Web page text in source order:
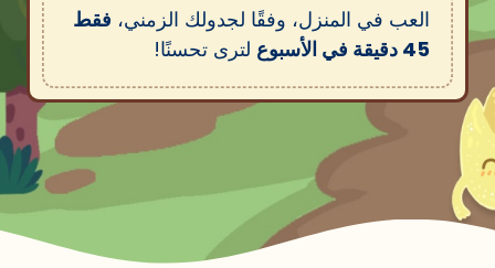
العب في المنزل، وفقًا لجدولك الزمني، فقط
45 دقيقة في الأسبوع
لترى تحسنًا!